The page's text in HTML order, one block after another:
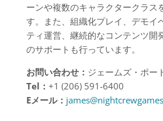
ーンや複数のキャラクタークラス
す。また、組織化プレイ、デモイ
ティ運営、継続的なコンテンツ開
のサポートも行っています。
お問い合わせ： ジェームズ・ポ
Tel ： +1 (206) 591-6400
Eメール：